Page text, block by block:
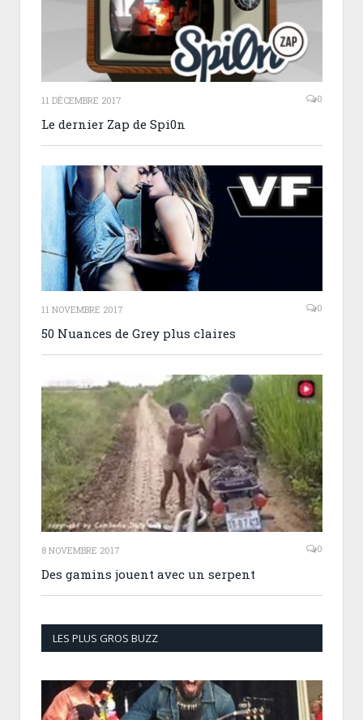
11 DÉCEMBRE 2017 0
Le dernier Zap de Spi0n
11 NOVEMBRE 2017 0
50 Nuances de Grey plus claires
8 NOVEMBRE 2017 0
Des gamins jouent avec un serpent
LES PLUS GROS BUZZ